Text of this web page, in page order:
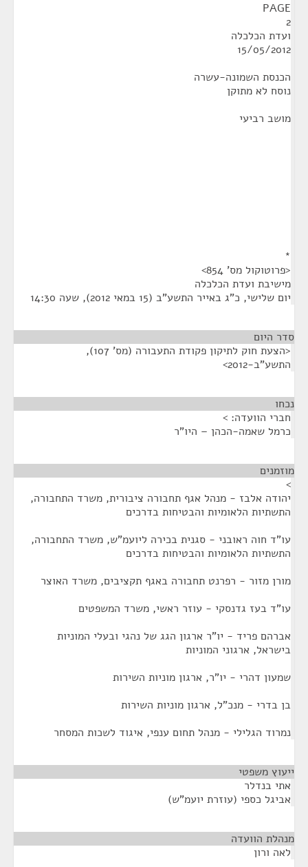
PAGE
2
ועדת הכלכלה
15/05/2012
הכנסת השמונה-עשרה
נוסח לא מתוקן
מושב רביעי
*
<פרוטוקול מס' 854>
מישיבת ועדת הכלכלה
יום שלישי, כ"ג באייר התשע"ב (15 במאי 2012), שעה 14:30
סדר היום
<הצעת חוק לתיקון פקודת התעבורה (מס' 107),
התשע"ב-2012>
נכחו
חברי הוועדה: >
כרמל שאמה-הכהן – היו"ר
מוזמנים
>
יהודה אלבז - מנהל אגף תחבורה ציבורית, משרד התחבורה,
התשתיות הלאומיות והבטיחות בדרכים
עו"ד חוה ראובני - סגנית בכירה ליועמ"ש, משרד התחבורה,
התשתיות הלאומיות והבטיחות בדרכים
מורן מזור - רפרנט תחבורה באגף תקציבים, משרד האוצר
עו"ד בעז גדנסקי - עוזר ראשי, משרד המשפטים
אברהם פריד - יו"ר ארגון הגג של נהגי ובעלי המוניות
בישראל, ארגוני המוניות
שמעון דהרי - יו"ר, ארגון מוניות השירות
בן בדרי - מנכ"ל, ארגון מוניות השירות
נמרוד הגלילי - מנהל תחום ענפי, איגוד לשכות המסחר
ייעוץ משפטי
אתי בנדלר
אביגל כספי (עוזרת יועמ"ש)
מנהלת הוועדה
לאה ורון